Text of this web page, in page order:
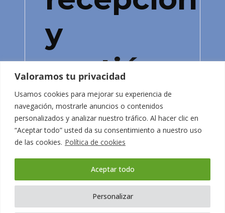
Valoramos tu privacidad
Usamos cookies para mejorar su experiencia de
navegación, mostrarle anuncios o contenidos
personalizados y analizar nuestro tráfico. Al hacer clic en
“Aceptar todo” usted da su consentimiento a nuestro uso
de las cookies. Política de cookies
Personalizar
Aceptar todo
y
gestión
de
Koments
Ofrecemos contrato indefinido